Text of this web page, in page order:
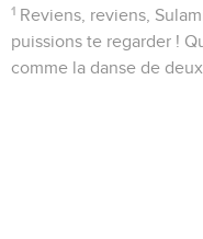
1 Reviens, reviens,
puissions te regarder !
comme la danse de